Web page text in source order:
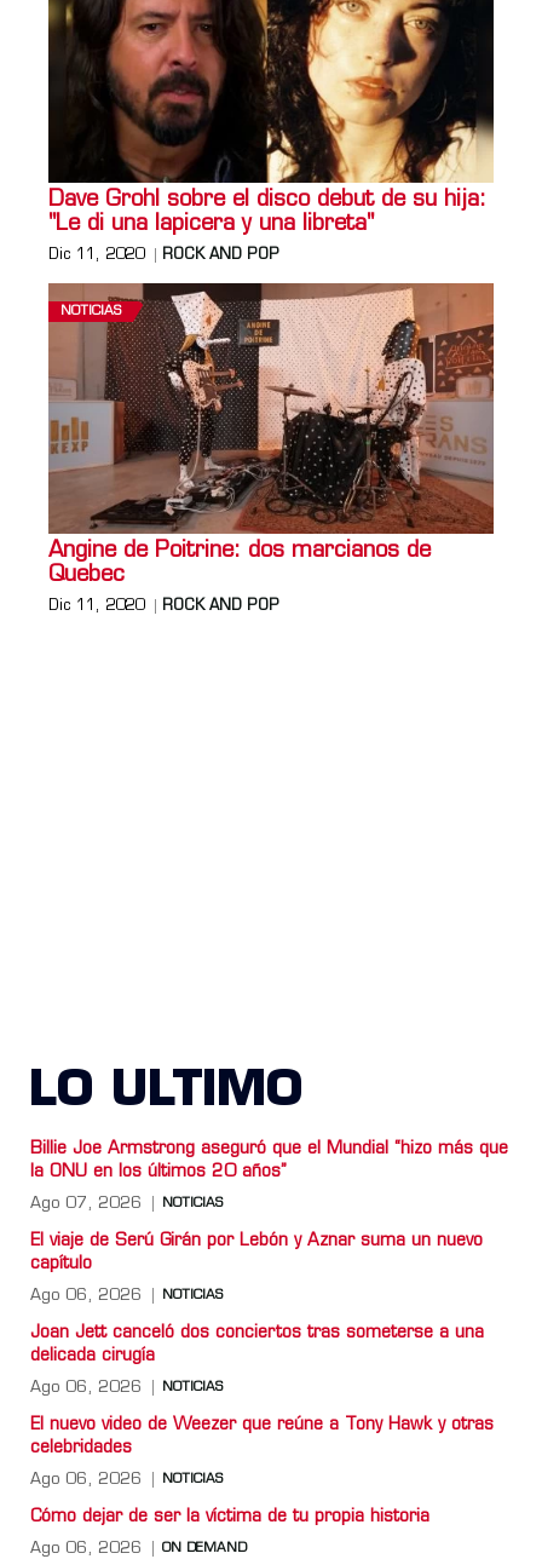
Dave Grohl sobre el disco debut de su hija:
"Le di una lapicera y una libreta"
Dic 11, 2020 ROCK AND POP
NOTICIAS
Angine de Poitrine: dos marcianos de
Quebec
Dic 11, 2020 ROCK AND POP
LO ULTIMO
Billie Joe Armstrong aseguró que el Mundial “hizo más que
la ONU en los últimos 20 años”
Ago 07, 2026 NOTICIAS
El viaje de Serú Girán por Lebón y Aznar suma un nuevo
capítulo
Ago 06, 2026 NOTICIAS
Joan Jett canceló dos conciertos tras someterse a una
delicada cirugía
Ago 06, 2026 NOTICIAS
El nuevo video de Weezer que reúne a Tony Hawk y otras
celebridades
Ago 06, 2026 NOTICIAS
Cómo dejar de ser la víctima de tu propia historia
Ago 06, 2026 ON DEMAND